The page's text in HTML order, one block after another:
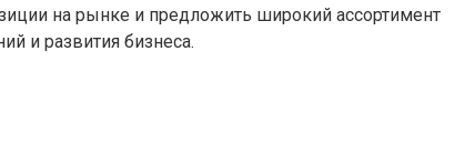
на рынке и предложить широкий ассортимент
и развития бизнеса.